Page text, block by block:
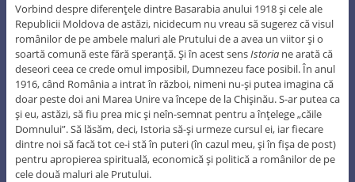
Vorbind despre diferenţele dintre Basarabia anului 1918 şi cele ale
Republicii Moldova de astăzi, nicidecum nu vreau să sugerez că visul
românilor de pe ambele maluri ale Prutului de a avea un viitor şi o
soartă comună este fără speranţă. Şi în acest sensIstoriane arată că
deseori ceea ce crede omul imposibil, Dumnezeu face posibil. În anul
1916, când România a intrat în război, nimeni nu-şi putea imagina că
doar peste doi ani Marea Unire va începe de la Chişinău. S-ar putea ca
şi eu, astăzi, să fiu prea mic şi neîn-semnat pentru a înţelege „căile
Domnului”. Să lăsăm, deci, Istoria să-şi urmeze cursul ei, iar fiecare
dintre noi să facă tot ce-i stă în puteri (în cazul meu, şi în fişa de post)
pentru apropierea spirituală, economică şi politică a românilor de pe
cele două maluri ale Prutului.